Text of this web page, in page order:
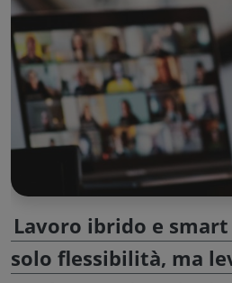
Lavoro ibrido e
solo flessibilità, ma